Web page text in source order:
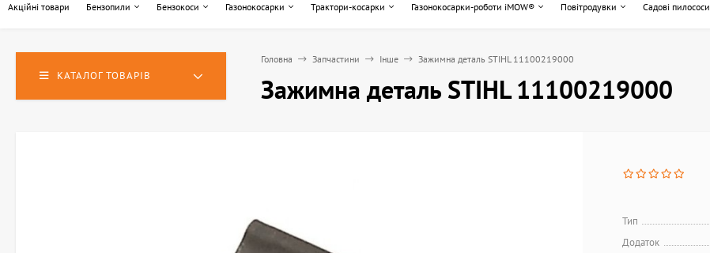
Акційні товари Бензопили Бензокоси Газонокосарки Трактори-косарки Газонокосарки-роботи iMOW® Повітродувки Садові пилососи
КАТАЛОГ ТОВАРІВ
Головна Запчастини Інше Зажимна деталь STIHL 11100219000
Зажимна деталь STIHL 11100219000
Тип
Додаток